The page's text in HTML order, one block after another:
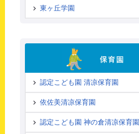
東ヶ丘学園
認定こども園 清凉保育園
依佐美清凉保育園
認定こども園 神の倉清凉保育園